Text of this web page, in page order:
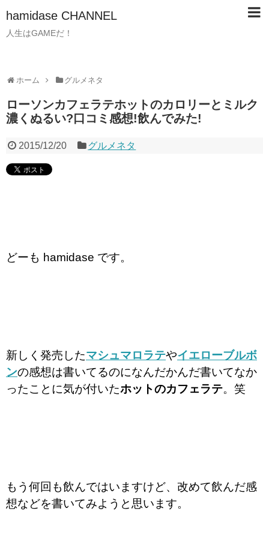
hamidase CHANNEL
人生はGAMEだ！
ホーム グルメネタ
ローソンカフェラテホットのカロリーとミルク
濃くぬるい?口コミ感想!飲んでみた!
2015/12/20 グルメネタ
どーも hamidase です。
新しく発売したマシュマロラテやイエローブルボ
ンの感想は書いてるのになんだかんだ書いてなか
ったことに気が付いたホットのカフェラテ。笑
もう何回も飲んではいますけど、改めて飲んだ感
想などを書いてみようと思います。